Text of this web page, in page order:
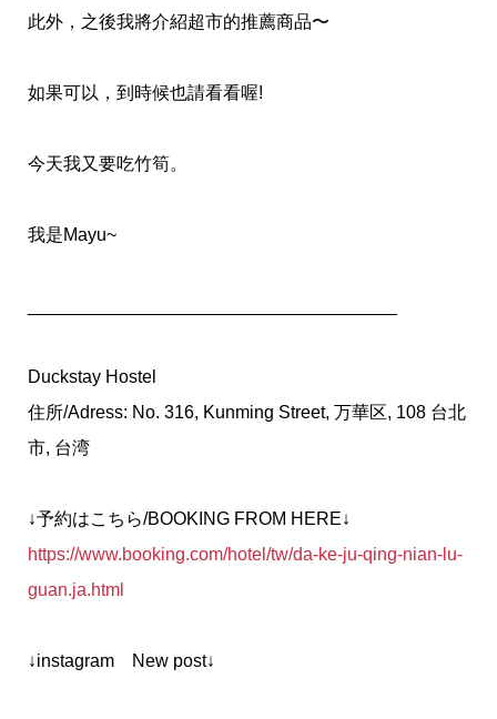
此外，之後我將介紹超市的推薦商品〜
如果可以，到時候也請看看喔!
今天我又要吃竹筍。
我是Mayu~
Duckstay Hostel
住所/Adress: No. 316, Kunming Street, 万華区, 108 台北
市, 台湾
↓予約はこちら/BOOKING FROM HERE↓
https://www.booking.com/hotel/tw/da-ke-ju-qing-nian-lu-
guan.ja.html
↓instagram New post↓